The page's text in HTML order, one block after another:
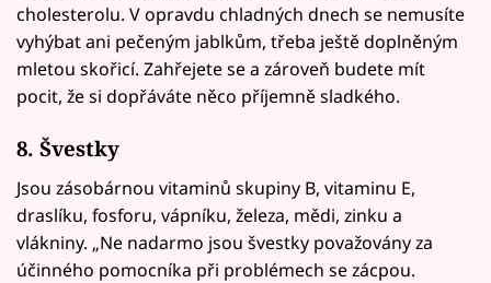
cholesterolu. V opravdu chladných dnech se nemusíte
vyhýbat ani pečeným jablkům, třeba ještě doplněným
mletou skořicí. Zahřejete se a zároveň budete mít
pocit, že si dopřáváte něco příjemně sladkého.
8. Švestky
Jsou zásobárnou vitaminů skupiny B, vitaminu E,
draslíku, fosforu, vápníku, železa, mědi, zinku a
vlákniny. „Ne nadarmo jsou švestky považovány za
účinného pomocníka při problémech se zácpou.